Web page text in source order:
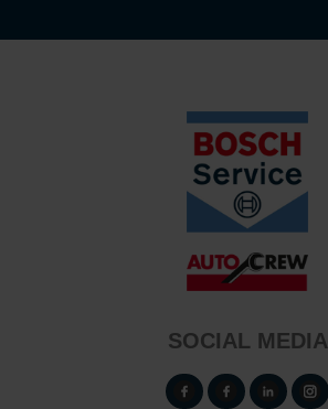
SOCIAL MEDIA